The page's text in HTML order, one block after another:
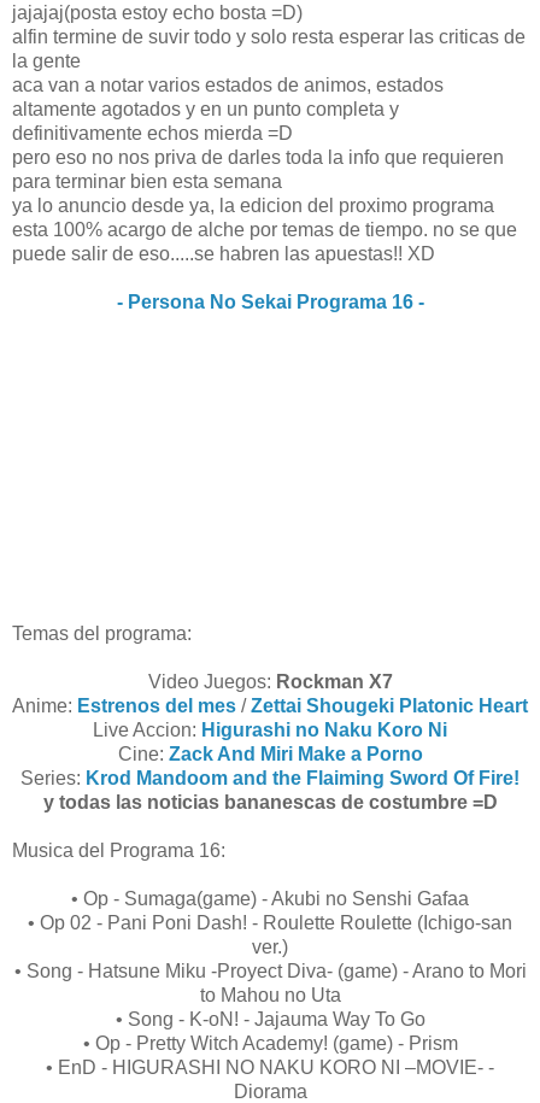
jajajaj(posta estoy echo bosta =D)
alfin termine de suvir todo y solo resta esperar las criticas de
la gente
aca van a notar varios estados de animos, estados
altamente agotados y en un punto completa y
definitivamente echos mierda =D
pero eso no nos priva de darles toda la info que requieren
para terminar bien esta semana
ya lo anuncio desde ya, la edicion del proximo programa
esta 100% acargo de alche por temas de tiempo. no se que
puede salir de eso.....se habren las apuestas!! XD
- Persona No Sekai Programa 16 -
Temas del programa:
Video Juegos: Rockman X7
Anime: Estrenos del mes /Zettai Shougeki Platonic Heart
Live Accion: Higurashi no Naku Koro Ni
Cine: Zack And Miri Make a Porno
Series: Krod Mandoom and the Flaiming Sword Of Fire!
y todas las noticias bananescas de costumbre =D
Musica del Programa 16:
• Op - Sumaga(game) - Akubi no Senshi Gafaa
• Op 02 - Pani Poni Dash! - Roulette Roulette (Ichigo-san
ver.)
• Song - Hatsune Miku -Proyect Diva- (game) - Arano to Mori
to Mahou no Uta
• Song - K-oN! - Jajauma Way To Go
• Op - Pretty Witch Academy! (game) - Prism
• EnD - HIGURASHI NO NAKU KORO NI –MOVIE- -
Diorama